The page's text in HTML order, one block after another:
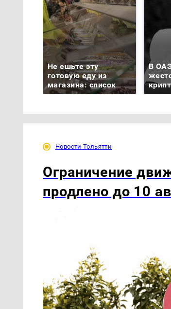
Не ешьте эту
готовую еду из
магазина: список
В
Новости Тольятти
Ограничение
продлено до 10